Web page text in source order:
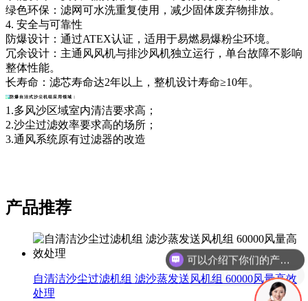
绿色环保：滤网可水洗重复使用，减少固体废弃物排放。
4. 安全与可靠性
防爆设计：通过ATEX认证，适用于易燃易爆粉尘环境。
冗余设计：主通风风机与排沙风机独立运行，单台故障不影响
整体性能。
长寿命：滤芯寿命达2年以上，整机设计寿命≥10年。
防爆自洁式沙尘机组 应用领域：
1.多风沙区域室内清洁要求高；
2.沙尘过滤效率要求高的场所；
3.通风系统原有过滤器的改造
产品推荐
自清洁沙尘过滤机组 滤沙蒸发送风机组 60000风量高效
处理
可以介绍下你们的产品么
你们是怎么收费的呢